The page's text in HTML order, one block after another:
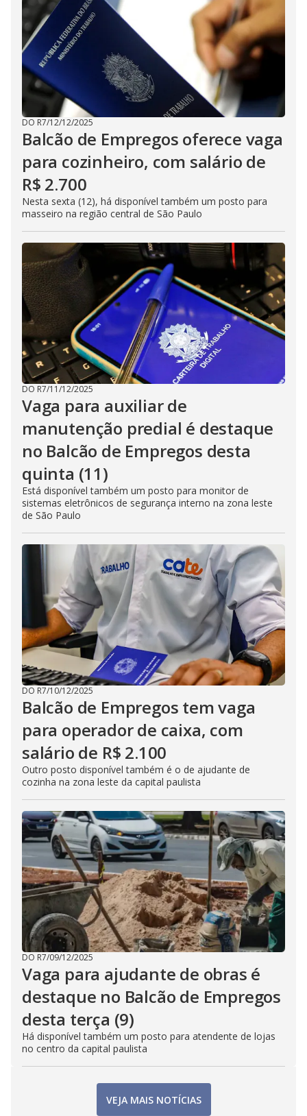
DO R7/12/12/2025
Balcão de Empregos oferece vaga
para cozinheiro, com salário de
R$ 2.700
Nesta sexta (12), há disponível também um posto para
masseiro na região central de São Paulo
DO R7/11/12/2025
Vaga para auxiliar de
manutenção predial é destaque
no Balcão de Empregos desta
quinta (11)
Está disponível também um posto para monitor de
sistemas eletrônicos de segurança interno na zona leste
de São Paulo
DO R7/10/12/2025
Balcão de Empregos tem vaga
para operador de caixa, com
salário de R$ 2.100
Outro posto disponível também é o de ajudante de
cozinha na zona leste da capital paulista
DO R7/09/12/2025
Vaga para ajudante de obras é
destaque no Balcão de Empregos
desta terça (9)
Há disponível também um posto para atendente de lojas
no centro da capital paulista
VEJA MAIS NOTÍCIAS